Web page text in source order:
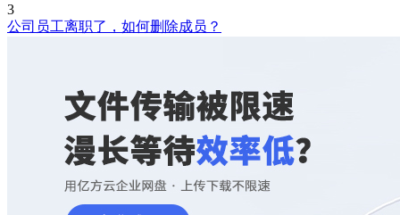
3
公司员工离职了，如何删除成员？